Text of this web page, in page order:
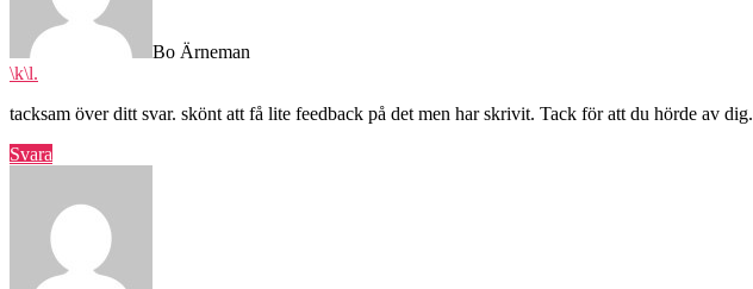
Bo Ärneman
\k\l.
tacksam över ditt svar. skönt att få lite feedback på det men har skrivit. Tack för att du hörde av dig.
Svara